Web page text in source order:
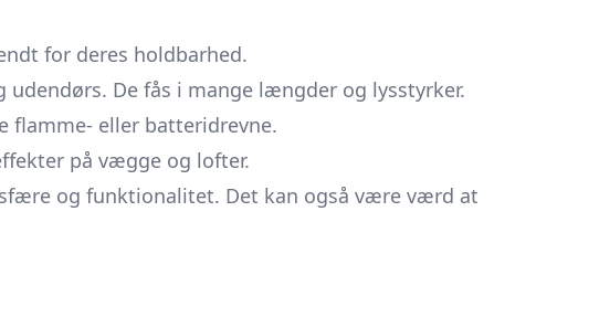
for deres holdbarhed.
De fås i mange længder og lysstyrker.
flamme- eller batteridrevne.
på vægge og lofter.
og funktionalitet. Det kan også være værd at